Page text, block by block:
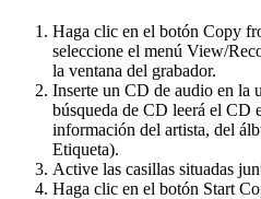
Haga clic en el botón Copy
seleccione el menú View/
la ventana del grabador.
Inserte un CD de audio en
búsqueda de CD leerá el CD
información del artista, del
Etiqueta).
Active las casillas situadas
Haga clic en el botón Start